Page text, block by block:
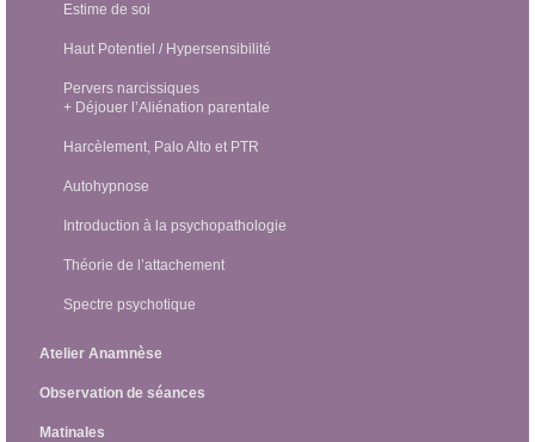
Estime de soi
Haut Potentiel / Hypersensibilité
Pervers narcissiques
+ Déjouer l’Aliénation parentale
Harcèlement, Palo Alto et PTR
Autohypnose
Introduction à la psychopathologie
Théorie de l’attachement
Spectre psychotique
Atelier Anamnèse
Observation de séances
Matinales